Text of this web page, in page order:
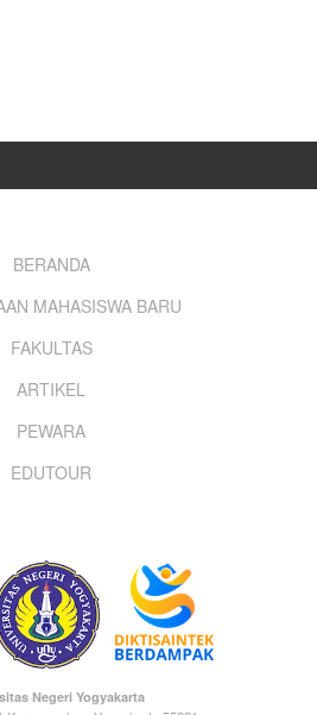
BERANDA
MAHASISWA BARU
FAKULTAS
ARTIKEL
PEWARA
EDUTOUR
Negeri Yogyakarta